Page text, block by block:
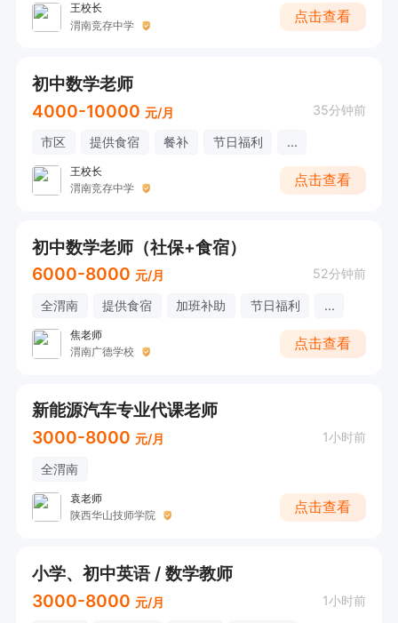
王校长
渭南竞存中学
点击查看
初中数学老师
4000-10000 元/月 35分钟前
市区 提供食宿 餐补 节日福利 ...
王校长
渭南竞存中学
点击查看
初中数学老师（社保+食宿）
6000-8000 元/月 52分钟前
全渭南 提供食宿 加班补助 节日福利 ...
焦老师
渭南广德学校
点击查看
新能源汽车专业代课老师
3000-8000 元/月 1小时前
全渭南
袁老师
陕西华山技师学院
点击查看
小学、初中英语 / 数学教师
3000-8000 元/月 1小时前